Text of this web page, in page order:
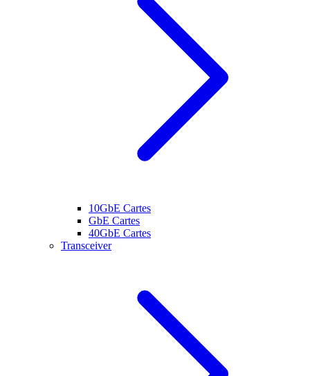
10GbE Cartes
GbE Cartes
40GbE Cartes
Transceiver